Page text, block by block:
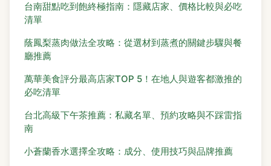
台南甜點吃到飽終極指南：隱藏店家、價格比較與必吃
清單
蔭鳳梨蒸肉做法全攻略：從選材到蒸煮的關鍵步驟與餐
廳推薦
萬華美食評分最高店家TOP 5！在地人與遊客都激推的
必吃清單
台北高級下午茶推薦：私藏名單、預約攻略與不踩雷指
南
小蒼蘭香水選擇全攻略：成分、使用技巧與品牌推薦